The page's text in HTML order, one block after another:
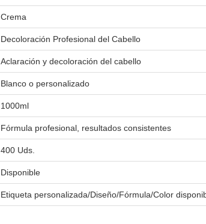
Crema
Decoloración Profesional del Cabello
Aclaración y decoloración del cabello
Blanco o personalizado
1000ml
Fórmula profesional, resultados consistentes
400 Uds.
Disponible
Etiqueta personalizada/Diseño/Fórmula/Color